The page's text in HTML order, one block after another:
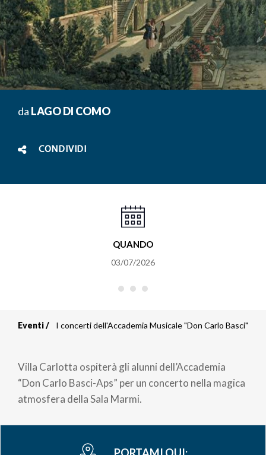
da LAGO DI COMO
CONDIVIDI
QUANDO
03/07/2026
di
pane
Eventi I concerti dell'Accademia Musicale "Don Carlo Basci"
Villa Carlotta ospiterà gli alunni dell’Accademia
“Don Carlo Basci-Aps” per un concerto nella magica
atmosfera della Sala Marmi.